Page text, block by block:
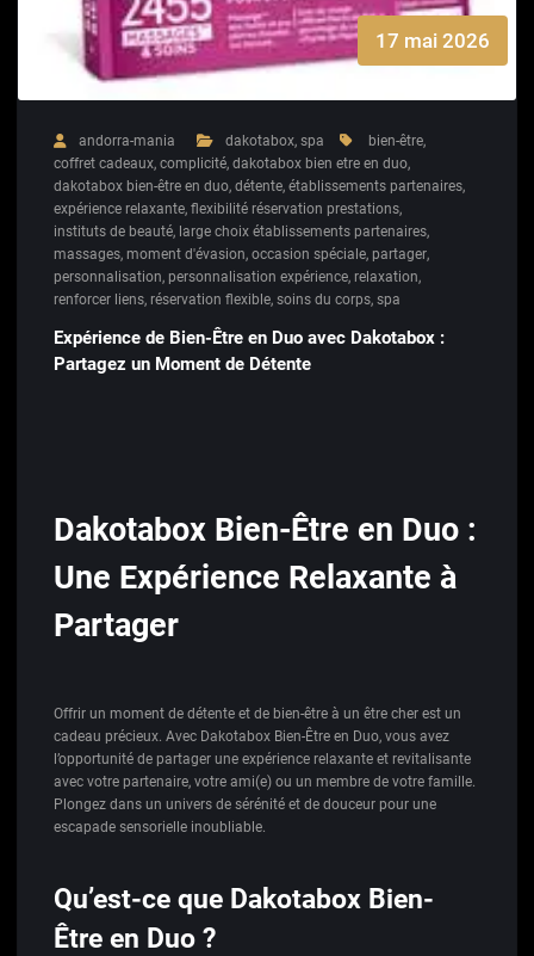
17 mai 2026
andorra-mania dakotabox, spa bien-être,
coffret cadeaux, complicité, dakotabox bien etre en duo,
dakotabox bien-être en duo, détente, établissements partenaires,
expérience relaxante, flexibilité réservation prestations,
instituts de beauté, large choix établissements partenaires,
massages, moment d'évasion, occasion spéciale, partager,
personnalisation, personnalisation expérience, relaxation,
renforcer liens, réservation flexible, soins du corps, spa
Expérience de Bien-Être en Duo avec Dakotabox :
Partagez un Moment de Détente
Dakotabox Bien-Être en Duo :
Une Expérience Relaxante à
Partager
Offrir un moment de détente et de bien-être à un être cher est un
cadeau précieux. Avec Dakotabox Bien-Être en Duo, vous avez
l’opportunité de partager une expérience relaxante et revitalisante
avec votre partenaire, votre ami(e) ou un membre de votre famille.
Plongez dans un univers de sérénité et de douceur pour une
escapade sensorielle inoubliable.
Qu’est-ce que Dakotabox Bien-
Être en Duo ?